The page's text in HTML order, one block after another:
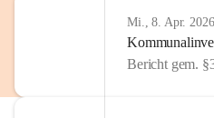
Mi., 8. Apr. 2026
Bericht gem.